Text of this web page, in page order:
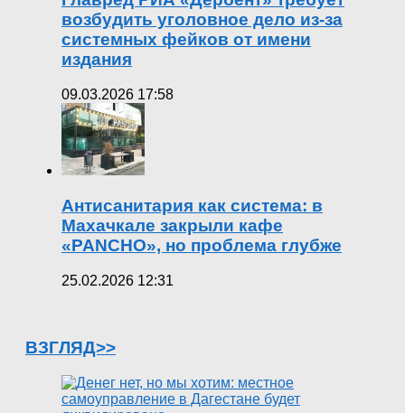
возбудить уголовное дело из-за
системных фейков от имени
издания
09.03.2026 17:58
Антисанитария как система: в
Махачкале закрыли кафе
«PANCHO», но проблема глубже
25.02.2026 12:31
ВЗГЛЯД>>